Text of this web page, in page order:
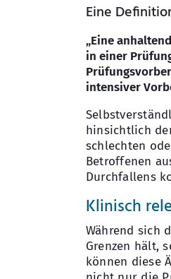
Eine
„Eine
in einer
intensiver
hinsichtlich
schlechten
Betroffenen
Durchfallens
Klinisch
Während sich
Grenzen hält,
können diese